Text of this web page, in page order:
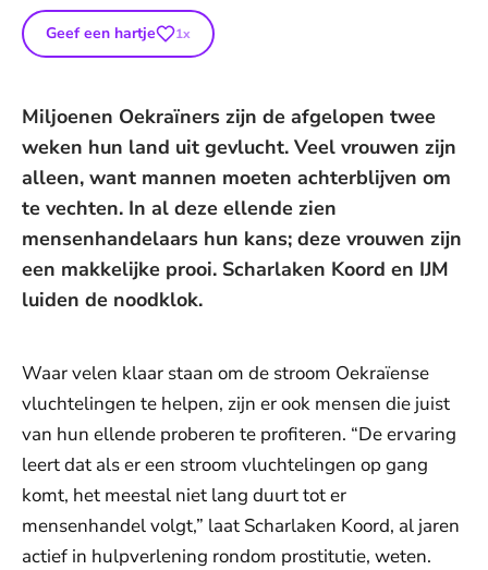
Geef een hartje 1x
Miljoenen Oekraïners zijn de afgelopen twee
weken hun land uit gevlucht. Veel vrouwen zijn
alleen, want mannen moeten achterblijven om
te vechten. In al deze ellende zien
mensenhandelaars hun kans; deze vrouwen zijn
een makkelijke prooi. Scharlaken Koord en IJM
luiden de noodklok.
Waar velen klaar staan om de stroom Oekraïense
vluchtelingen te helpen, zijn er ook mensen die juist
van hun ellende proberen te profiteren. “De ervaring
leert dat als er een stroom vluchtelingen op gang
komt, het meestal niet lang duurt tot er
mensenhandel volgt,” laat Scharlaken Koord, al jaren
actief in hulpverlening rondom prostitutie, weten.